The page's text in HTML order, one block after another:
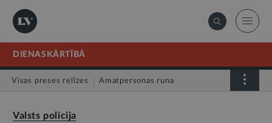
DIENASKĀRTĪBĀ
Visas preses relīzes Amatpersonas runa
Valsts policija